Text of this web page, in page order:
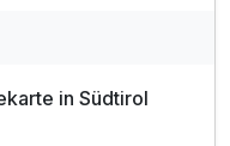
in Südtirol